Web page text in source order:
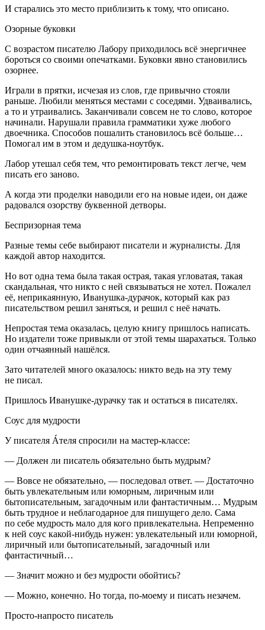
И старались это место приблизить к тому, что описано.
Озорные буковки
С возрастом писателю Лабору приходилось всё энергичнее
бороться со своими опечатками. Буковки явно становились
озорнее.
Играли в прятки, исчезая из слов, где привычно стояли
раньше. Любили меняться местами с соседями. Удваивались,
а то и утраивались. Заканчивали совсем не то слово, которое
начинали. Нарушали правила грамматики хуже любого
двоечника. Способов пошалить становилось всё больше…
Помогал им в этом и дедушка-ноутбук.
Лабор утешал себя тем, что ремонтировать текст легче, чем
писать его заново.
А когда эти проделки наводили его на новые идеи, он даже
радовался озорству буквенной детворы.
Беспризорная тема
Разные темы себе выбирают писатели и журналисты. Для
каждой автор находится.
Но вот одна тема была такая острая, такая угловатая, такая
скандальная, что никто с ней связываться не хотел. Пожалел
её, неприкаянную, Иванушка-дурачок, который как раз
писательством решил заняться, и решил с неё начать.
Непростая тема оказалась, целую книгу пришлось написать.
Но издатели тоже привыкли от этой темы шарахаться. Только
один отчаянный нашёлся.
Зато читателей много оказалось: никто ведь на эту тему
не писал.
Пришлось Иванушке-дурачку так и остаться в писателях.
Соус для мудрости
У писателя Áтеля спросили на мастер-классе:
— Должен ли писатель обязательно быть мудрым?
— Вовсе не обязательно, — последовал ответ. — Достаточно
быть увлекательным или юморным, лиричным или
бытописательным, загадочным или фантастичным… Мудрым
быть трудное и неблагодарное для пишущего дело. Сама
по себе мудрость мало для кого привлекательна. Непременно
к ней соус какой-нибудь нужен: увлекательный или юморной,
лиричный или бытописательный, загадочный или
фантастичный…
— Значит можно и без мудрости обойтись?
— Можно, конечно. Но тогда, по-моему и писать незачем.
Просто-напросто писатель